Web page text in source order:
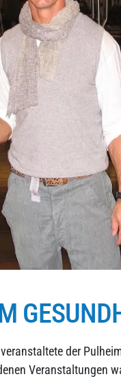
der
Veranstaltungen